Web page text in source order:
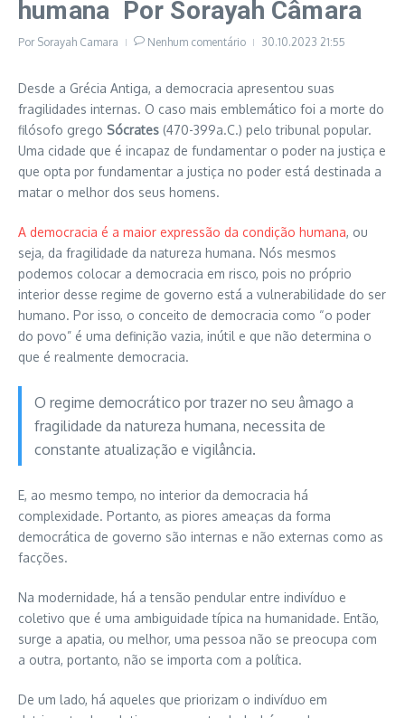
humana Por Sorayah Câmara
Por Sorayah Camara Nenhum comentário 30.10.2023 21:55
Desde a Grécia Antiga, a democracia apresentou suas
fragilidades internas. O caso mais emblemático foi a morte do
filósofo grego Sócrates (470-399a.C.) pelo tribunal popular.
Uma cidade que é incapaz de fundamentar o poder na justiça e
que opta por fundamentar a justiça no poder está destinada a
matar o melhor dos seus homens.
A democracia é a maior expressão da condição humana, ou
seja, da fragilidade da natureza humana. Nós mesmos
podemos colocar a democracia em risco, pois no próprio
interior desse regime de governo está a vulnerabilidade do ser
humano. Por isso, o conceito de democracia como “o poder
do povo” é uma definição vazia, inútil e que não determina o
que é realmente democracia.
O regime democrático por trazer no seu âmago a
fragilidade da natureza humana, necessita de
constante atualização e vigilância.
E, ao mesmo tempo, no interior da democracia há
complexidade. Portanto, as piores ameaças da forma
democrática de governo são internas e não externas como as
facções.
Na modernidade, há a tensão pendular entre indivíduo e
coletivo que é uma ambiguidade típica na humanidade. Então,
surge a apatia, ou melhor, uma pessoa não se preocupa com
a outra, portanto, não se importa com a política.
De um lado, há aqueles que priorizam o indivíduo em